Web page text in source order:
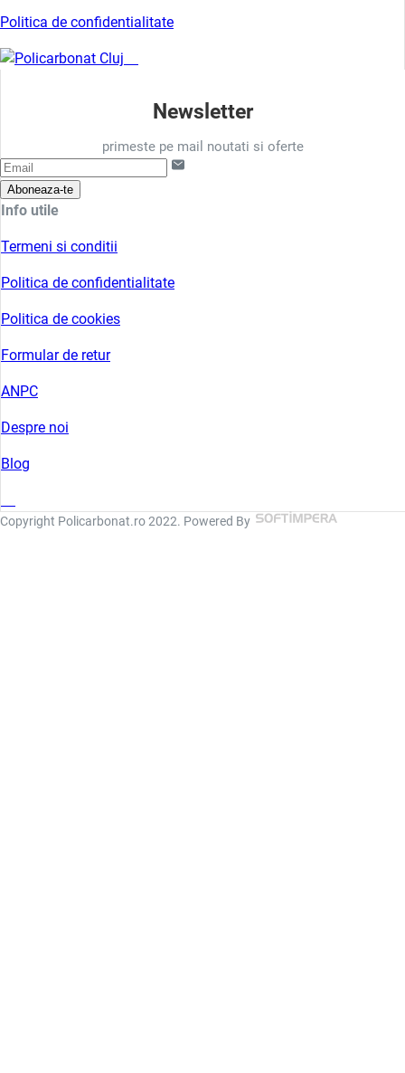
Politica de confidentialitate
Newsletter
primeste pe mail noutati si oferte
Aboneaza-te
Info utile
Termeni si conditii
Politica de confidentialitate
Politica de cookies
Formular de retur
ANPC
Despre noi
Blog
Copyright Policarbonat.ro 2022. Powered By